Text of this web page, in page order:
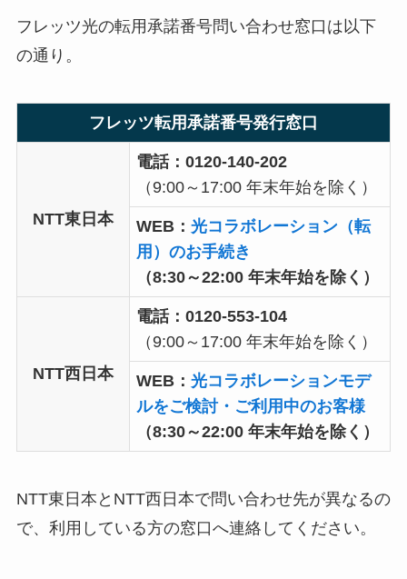
フレッツ光の転用承諾番号問い合わせ窓口は以下
の通り。
フレッツ転用承諾番号発行窓口
NTT東日本
電話：0120-140-202
（9:00～17:00 年末年始を除く）
WEB：光コラボレーション（転
用）のお手続き
（8:30～22:00 年末年始を除く）
NTT西日本
電話：0120-553-104
（9:00～17:00 年末年始を除く）
WEB：光コラボレーションモデ
ルをご検討・ご利用中のお客様
（8:30～22:00 年末年始を除く）
NTT東日本とNTT西日本で問い合わせ先が異なるの
で、利用している方の窓口へ連絡してください。